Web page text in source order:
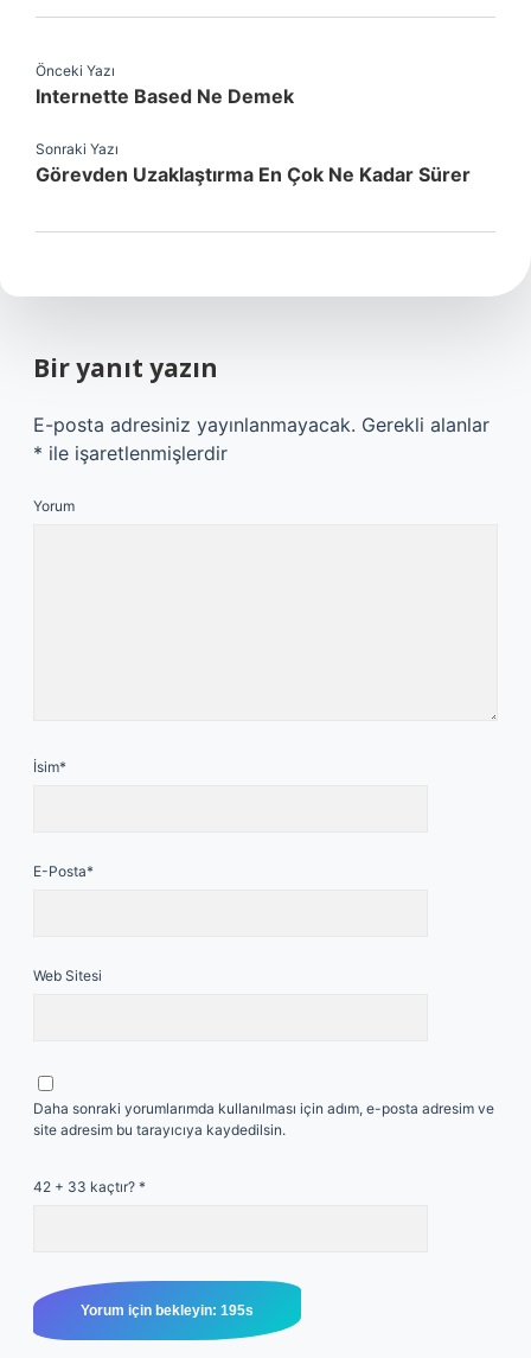
Önceki Yazı
Internette Based Ne Demek
Sonraki Yazı
Görevden Uzaklaştırma En Çok Ne Kadar Sürer
Bir yanıt yazın
E-posta adresiniz yayınlanmayacak. Gerekli alanlar
* ile işaretlenmişlerdir
Yorum
İsim*
E-Posta*
Web Sitesi
Daha sonraki yorumlarımda kullanılması için adım, e-posta adresim ve
site adresim bu tarayıcıya kaydedilsin.
42 + 33 kaçtır? *